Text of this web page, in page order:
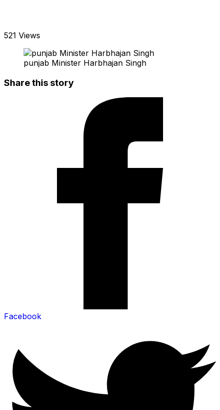
521 Views
punjab Minister Harbhajan Singh
Share this story
Facebook